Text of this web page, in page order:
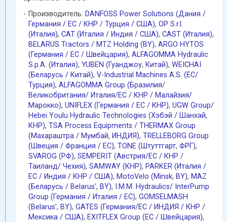
Производитель: DANFOSS Power Solutions (Дания /
Германия / EC / КНР / Турция / США), OP S.r.l.
(Италия), CAT (Италия / Индия / США), CAST (Италия),
BELARUS Tractors / MTZ Holding (BY), ARGO HYTOS
(Германия / EC / Швейцария), ALFAGOMMA Hydraulic
S.p.A. (Италия), YUBEN (Гуанджоу, Китай), WEICHAI
(Беларусь / Китай), V-Industrial Machines A.S. (EC/
Турция), ALFAGOMMA Group (Бразилия/
Великобритания/ Италия/ЕС / КНР / Малайзия/
Марокко), UNIFLEX (Германия / EC / КНР), UGW Group/
Hebei Youlu Hydraulic Technologies (Хэбэй / Шанхай,
КНР), TSA Process Equipments / THERMAX Group
(Махараштра / Мумбай, ИНДИЯ), TRELLEBORG Group
(Швеция / Франция / ЕС), TONE (Штуттгарт, ФРГ),
SVAROG (РФ), SEMPERIT (Австрия/ЕС / КНР /
Таиланд/ Чехия), SAMWAY (КНР), PARKER (Италия /
ЕС / Индия / КНР / США), MotoVelo (Minsk, BY), MAZ
(Беларусь / Belarus', BY), I.M.M. Hydraulics/ InterPump
Group (Германия / Италия / ЕС), GOMSELMASH
(Belarus', BY), GATES (Германия/EC / ИНДИЯ / КНР /
Мексика / США), EXITFLEX Group (ЕС / Швейцария),